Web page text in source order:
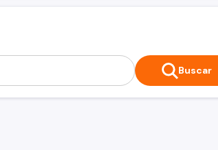
Buscar